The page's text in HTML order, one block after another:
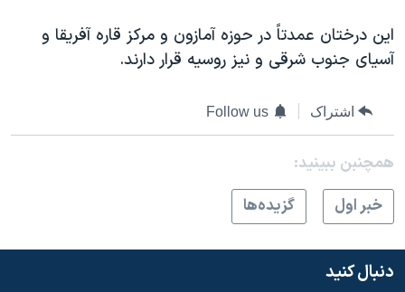
اسرائیل در جنگ
گالری عکس
ورزش زنان در ایران
اعتراضات زن، زندگی، آزادی
تریبونال مردمی آبان ۹۸
دادگاه حمید نوری
چهل سال گروگان‌گیری
اعتراضات مردمی آبان ۹۸
زبانهای مختلف
اين درختان عمدتاً در حوزه آمازون و مرکز قاره آفريقا و
آسيای جنوب شرقی و نيز روسيه قرار دارند.
اشتراک Follow us
همچنبن ببینید:
خبر اول
گزيده‌ها
دنبال کنید